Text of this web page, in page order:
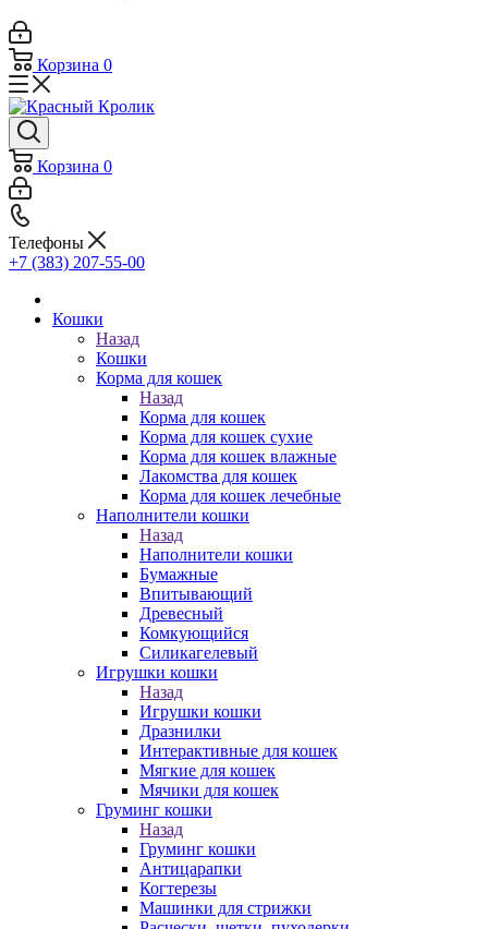
Корзина 0
Корзина 0
Телефоны
+7 (383) 207-55-00
Кошки
Назад
Кошки
Корма для кошек
Назад
Корма для кошек
Корма для кошек сухие
Корма для кошек влажные
Лакомства для кошек
Корма для кошек лечебные
Наполнители кошки
Назад
Наполнители кошки
Бумажные
Впитывающий
Древесный
Комкующийся
Силикагелевый
Игрушки кошки
Назад
Игрушки кошки
Дразнилки
Интерактивные для кошек
Мягкие для кошек
Мячики для кошек
Груминг кошки
Назад
Груминг кошки
Антицарапки
Когтерезы
Машинки для стрижки